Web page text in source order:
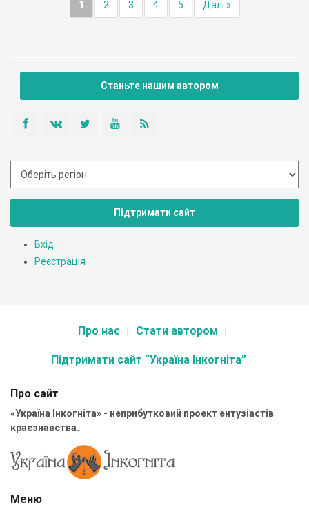
1 2 3 4 5 Далі »
Станьте нашим автором
Підтримати сайт
Вхід
Реєстрація
Про нас Стати автором
Підтримати сайт “Україна Інкогніта”
Про сайт
«Україна Інкогніта» - неприбутковий проект ентузіастів
краєзнавства.
Меню